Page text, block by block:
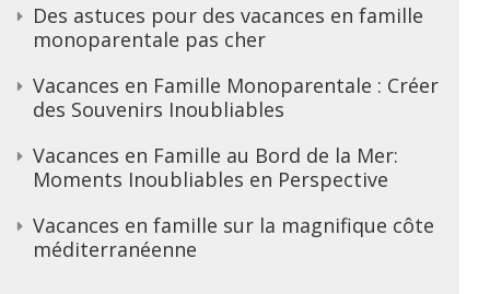
Des astuces pour des vacances en famille
monoparentale pas cher
Vacances en Famille Monoparentale : Créer
des Souvenirs Inoubliables
Vacances en Famille au Bord de la Mer:
Moments Inoubliables en Perspective
Vacances en famille sur la magnifique côte
méditerranéenne